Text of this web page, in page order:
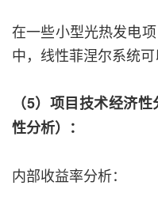
在一些小型光热发电
中，线性菲涅尔系统
（5）项目技术经济
性分析）：
内部收益率分析：